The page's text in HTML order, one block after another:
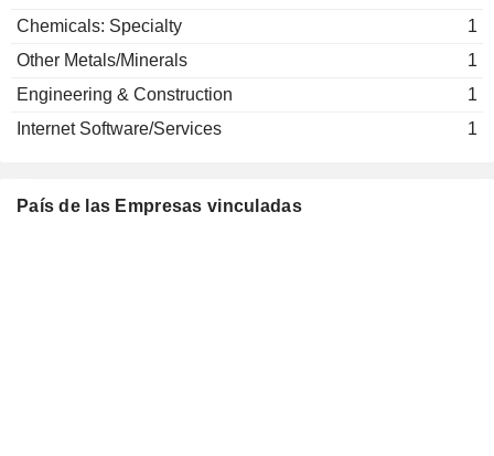
Chemicals: Specialty
1
Other Metals/Minerals
1
Engineering & Construction
1
Internet Software/Services
1
País de las Empresas vinculadas